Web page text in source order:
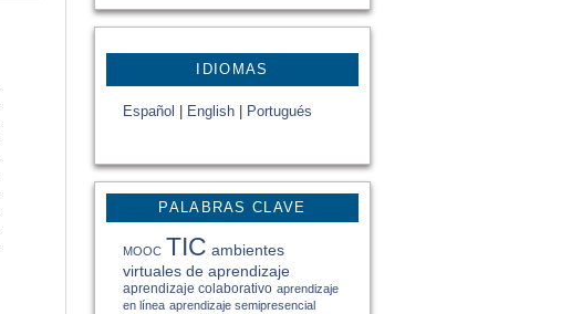
IDIOMAS
Español English Portugués
PALABRAS CLAVE
MOOC TIC ambientes
virtuales de aprendizaje
aprendizaje colaborativo aprendizaje
en línea aprendizaje semipresencial